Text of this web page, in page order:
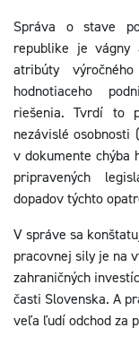
Správa o stave
republike je vágny
atribúty
hodnotiaceho
riešenia. Tvrdí to
nezávislé osobnosti
v dokumente chýba
pripravených
dopadov týchto
V správe sa
pracovnej sily je na
zahraničných
časti Slovenska. A
veľa ľudí odchod za